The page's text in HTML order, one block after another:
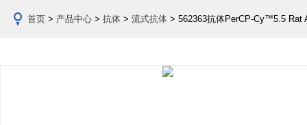
首页 > 产品中心 > 抗体 > 流式抗体 > 562363抗体PerCP-Cy™5.5 Rat